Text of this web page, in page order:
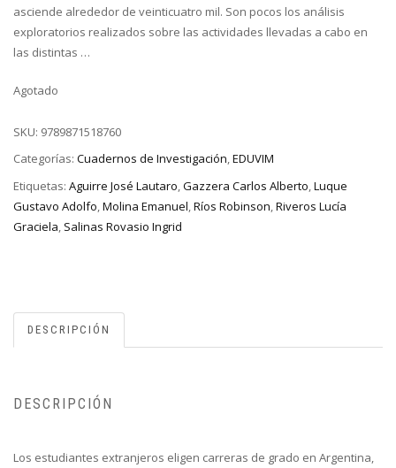
asciende alrededor de veinticuatro mil. Son pocos los análisis
exploratorios realizados sobre las actividades llevadas a cabo en
las distintas …
Agotado
SKU: 9789871518760
Categorías: Cuadernos de Investigación,EDUVIM
Etiquetas: Aguirre José Lautaro,Gazzera Carlos Alberto,Luque
Gustavo Adolfo,Molina Emanuel,Ríos Robinson,Riveros Lucía
Graciela, Salinas Rovasio Ingrid
DESCRIPCIÓN
DESCRIPCIÓN
Los estudiantes extranjeros eligen carreras de grado en Argentina,